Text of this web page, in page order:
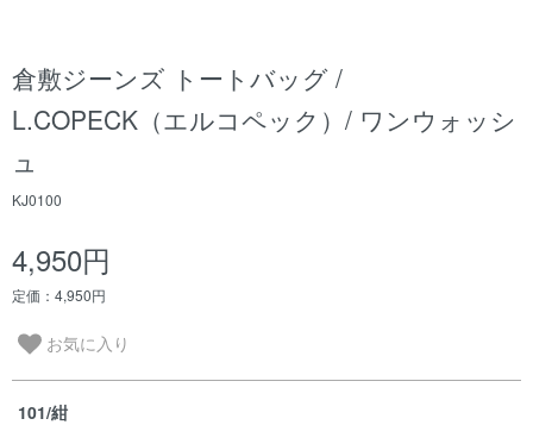
倉敷ジーンズ トートバッグ /
L.COPECK（エルコペック）/ ワンウォッシ
ュ
KJ0100
4,950円
定価：4,950円
お気に入り
101/紺